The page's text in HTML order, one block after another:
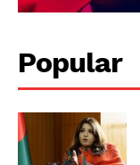
Popular